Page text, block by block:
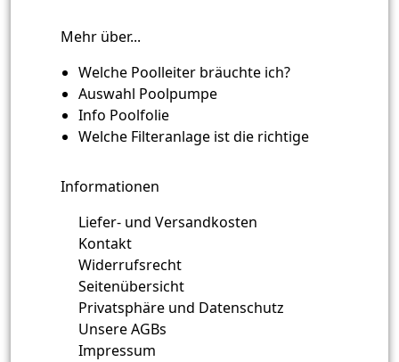
Mehr über...
Welche Poolleiter bräuchte ich?
Auswahl Poolpumpe
Info Poolfolie
Welche Filteranlage ist die richtige
Informationen
Liefer- und Versandkosten
Kontakt
Widerrufsrecht
Seitenübersicht
Privatsphäre und Datenschutz
Unsere AGBs
Impressum